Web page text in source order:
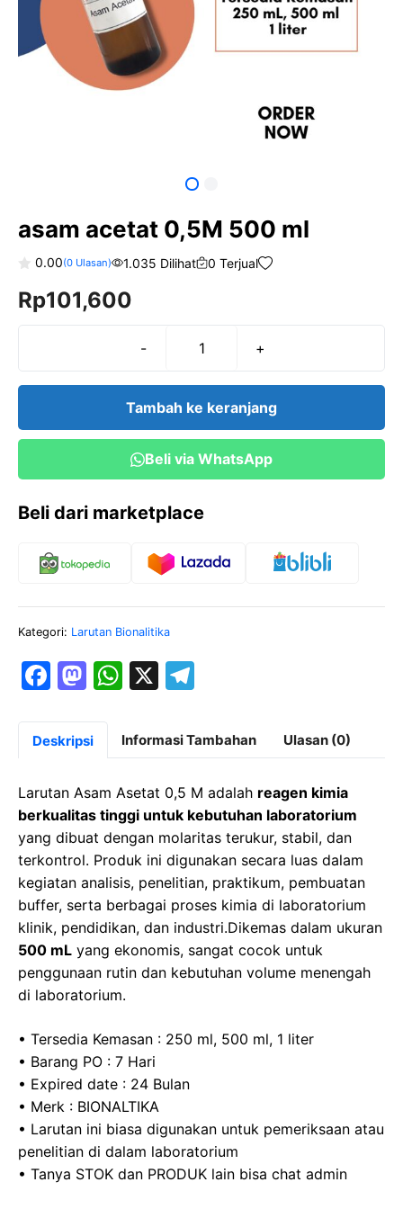
asam acetat 0,5M 500 ml
o
u
0.00(0Ulasan) 1.035 Dilihat 0 Terjual
Rp101,600
-
Kuantitas
acetat
ml
+
Tambah ke keranjang
Beli via WhatsApp
Beli dari marketplace
Kategori: Larutan Bionalitika
F
c
b
o
o
k
M
st
d
o
n
W
at
s
A
p
p
X
e
gr
a
m
Deskripsi Informasi Tambahan Ulasan (0)
Larutan Asam Asetat 0,5 M adalah reagen kimia
berkualitas tinggi untuk kebutuhan laboratorium
yang dibuat dengan molaritas terukur, stabil, dan
terkontrol. Produk ini digunakan secara luas dalam
kegiatan analisis, penelitian, praktikum, pembuatan
buffer, serta berbagai proses kimia di laboratorium
klinik, pendidikan, dan industri.Dikemas dalam ukuran
500 mL yang ekonomis, sangat cocok untuk
penggunaan rutin dan kebutuhan volume menengah
di laboratorium.
• Tersedia Kemasan : 250 ml, 500 ml, 1 liter
• Barang PO : 7 Hari
• Expired date : 24 Bulan
• Merk : BIONALTIKA
• Larutan ini biasa digunakan untuk pemeriksaan atau
penelitian di dalam laboratorium
• Tanya STOK dan PRODUK lain bisa chat admin